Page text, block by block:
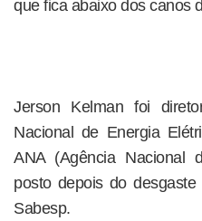
que fica abaixo dos canos
Jerson Kelman foi
Nacional de Energia
ANA (Agência Nacional
posto depois do
Sabesp.